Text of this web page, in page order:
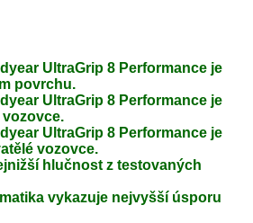
UltraGrip 8 Performance je
povrchu.
UltraGrip 8 Performance je
UltraGrip 8 Performance je
vozovce.
hlučnost z testovaných
vykazuje nejvyšší úsporu